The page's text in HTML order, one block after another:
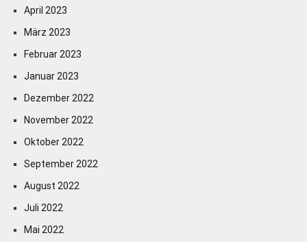
April 2023
März 2023
Februar 2023
Januar 2023
Dezember 2022
November 2022
Oktober 2022
September 2022
August 2022
Juli 2022
Mai 2022